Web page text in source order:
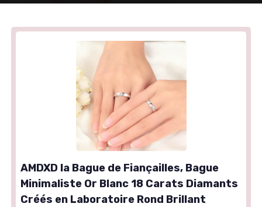
AMDXD la Bague de Fiançailles, Bague
Minimaliste Or Blanc 18 Carats Diamants
Créés en Laboratoire Rond Brillant